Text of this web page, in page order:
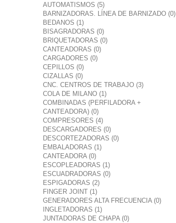
AUTOMATISMOS (5)
BARNIZADORAS. LÍNEA DE BARNIZADO (0)
BEDANOS (1)
BISAGRADORAS (0)
BRIQUETADORAS (0)
CANTEADORAS (0)
CARGADORES (0)
CEPILLOS (0)
CIZALLAS (0)
CNC. CENTROS DE TRABAJO (3)
COLA DE MILANO (1)
COMBINADAS (PERFILADORA +
CANTEADORA) (0)
COMPRESORES (4)
DESCARGADORES (0)
DESCORTEZADORAS (0)
EMBALADORAS (1)
CANTEADORA (0)
ESCOPLEADORAS (1)
ESCUADRADORAS (0)
ESPIGADORAS (2)
FINGER JOINT (1)
GENERADORES ALTA FRECUENCIA (0)
INGLETADORAS (1)
JUNTADORAS DE CHAPA (0)